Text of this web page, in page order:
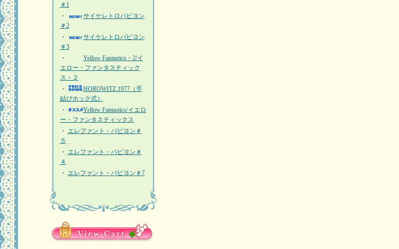
＃1
・
サイケレトロパピヨン
＃2
・
サイケレトロパピヨン
＃3
・
Yellow Fantastics・2/イ
エロー・ファンタスティック
ス・２
・
HOROWITZ 1977（手
結びホック式）
・
Yellow Fantastics/イエロ
ー・ファンタスティックス
・
エレファント・パピヨン＃
５
・
エレファント・パピヨン＃
４
・
エレファント・パピヨン＃7